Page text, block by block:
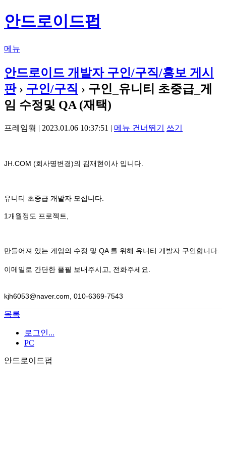
안드로이드펍
메뉴
안드로이드 개발자 구인/구직/홍보 게시
판› 구인/구직 › 구인_유니티 초중급_게
임 수정및 QA (재택)
프레임웤 | 2023.01.06 10:37:51 | 메뉴 건너뛰기 쓰기
JH.COM (회사명변경)의 김재현이사 입니다.
유니티 초중급 개발자 모십니다.
1개월정도 프로젝트,
만들어져 있는 게임의 수정 및 QA 를 위해 유니티 개발자 구인합니다.
이메일로 간단한 플필 보내주시고, 전화주세요.
kjh6053@naver.com, 010-6369-7543
목록
로그인...
PC
안드로이드펍